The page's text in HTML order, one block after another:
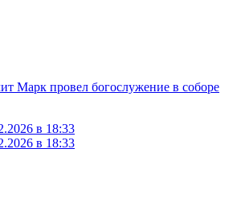
Марк провел богослужение в соборе
в 18:33
в 18:33